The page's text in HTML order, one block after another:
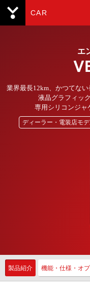
CAR
エ
業界最長12km、かつてな
液晶グラフィッ
専用シリコンジャ
ディーラー・電装店モ
製品紹介 機能・仕様・オ